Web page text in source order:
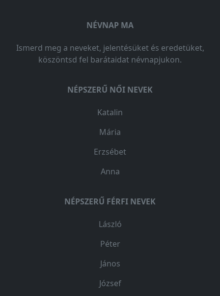
NÉVNAP MA
Ismerd meg a neveket, jelentésüket és eredetüket,
köszöntsd fel barátaidat névnapjukon.
NÉPSZERŰ NŐI NEVEK
Katalin
Mária
Erzsébet
Anna
NÉPSZERŰ FÉRFI NEVEK
László
Péter
János
József